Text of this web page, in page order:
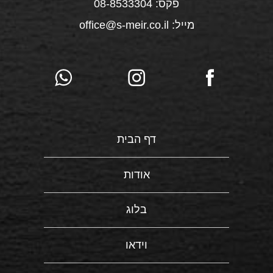
פקס: 08-8533304
מייל: office@s-meir.co.il
דף הבית
אודות
בלוג
וידאו